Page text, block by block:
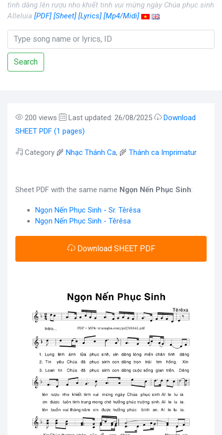
tình dâng lên rượu nho khiết tinh vui mừng ngày Chúa phục sinh
Alleluia [PDF] [Sheet] [Lyrics] [Mp4/Midi]
Search
200 views Last updated: 26/08/2025
Download
SHEET PDF (1 pages)
Category 🌾 Nhạc Thánh Ca, 🌾 Thánh ca Imprimatur
Sheet PDF with the same name Ngọn Nến Phục Sinh:
Ngọn Nến Phục Sinh - Sr. Têrêsa
Ngọn Nến Phục Sinh - Têrêsa
Download SHEET PDF